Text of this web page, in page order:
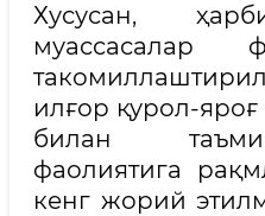
Хусусан,
муассасалар
илғор қурол-
билан
фаолиятига
кенг жорий